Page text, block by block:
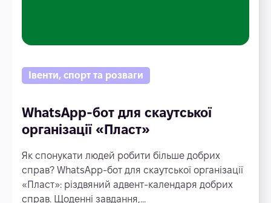
Івенти, спорт та розваги
WhatsApp-бот для скаутської
організації «Пласт»
Як спонукати людей робити більше добрих
справ? WhatsApp-бот для скаутської організації
«Пласт»: різдвяний адвент-календаря добрих
справ. Щоденні завдання,...